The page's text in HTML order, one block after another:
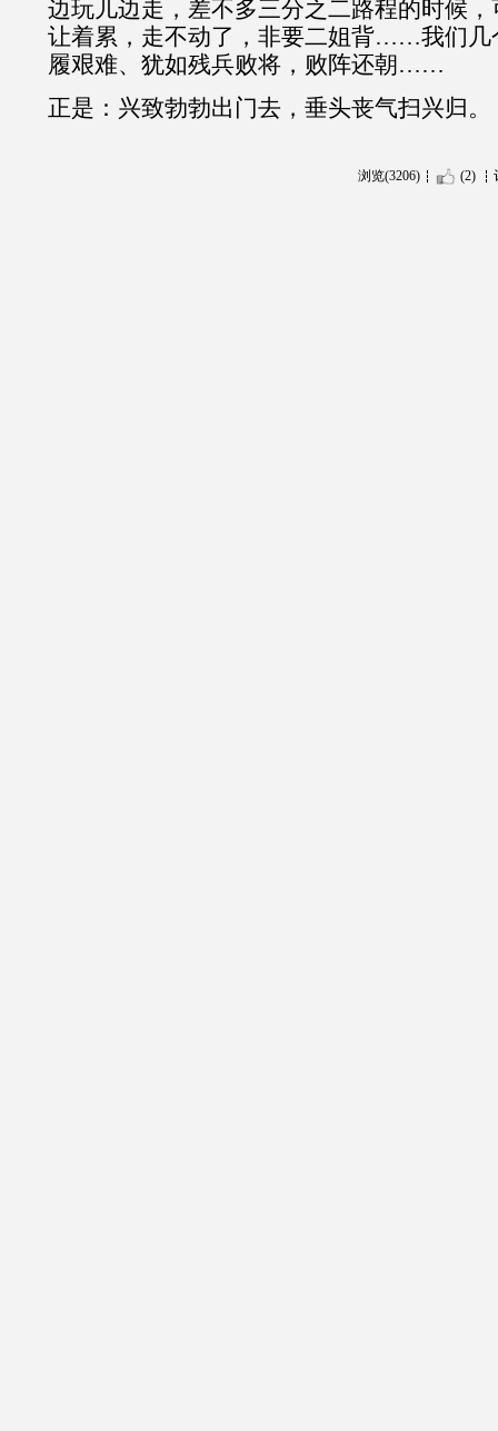
边玩儿边走，差不多三分之二路程的时候
让着累，走不动了，非要二姐背……我们几
履艰难、犹如残兵败将，败阵还朝……
正是：兴致勃勃出门去，垂头丧气扫兴归。
浏览(3206) (2)